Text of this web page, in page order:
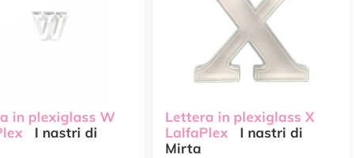
in plexiglass W
I nastri di
Lettera in plexiglass X
LalfaPlex
I nastri di
Mirta